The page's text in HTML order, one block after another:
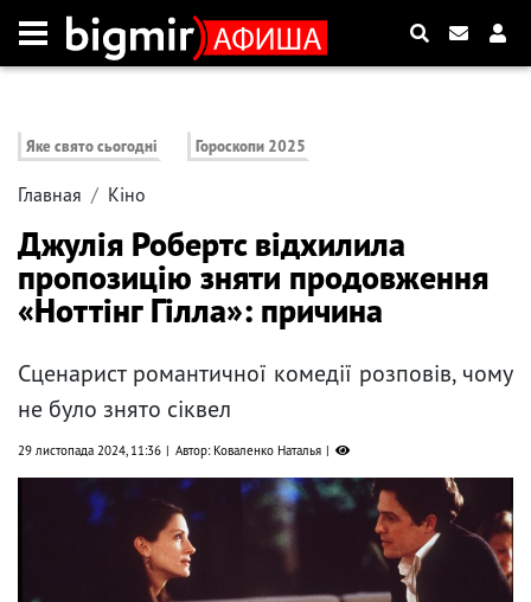
Яке свято сьогодні Гороскопи 2025
Главная Кіно
Джулія Робертс відхилила
пропозицію зняти продовження
«Ноттінг Гілла»: причина
Сценарист романтичної комедії розповів, чому
не було знято сіквел
29 листопада 2024, 11:36 Автор: Коваленко Наталья